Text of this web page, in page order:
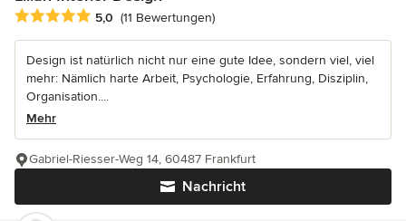
Durchschnittliche Bewertung: 5 von 5 Sternen
5,0 (11 Bewertungen)
Design ist natürlich nicht nur eine gute Idee, sondern viel, viel
mehr: Nämlich harte Arbeit, Psychologie, Erfahrung, Disziplin,
Organisation....
Mehr
Nachricht
Gabriel-Riesser-Weg 14, 60487 Frankfurt